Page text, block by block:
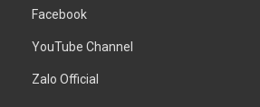
Facebook
YouTube Channel
Zalo Official